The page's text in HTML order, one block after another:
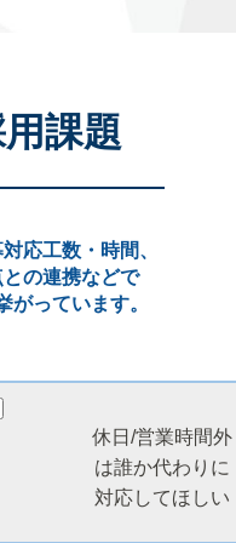
課題
応工数・時間、
の連携などで
がっています。
休日/営業時間外
は誰か代わりに
対応してほしい